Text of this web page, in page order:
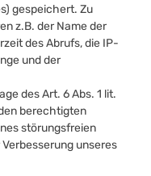
gespeichert. Zu
z.B. der Name der
des Abrufs, die IP-
und der
des Art. 6 Abs. 1 lit.
berechtigten
störungsfreien
unseres